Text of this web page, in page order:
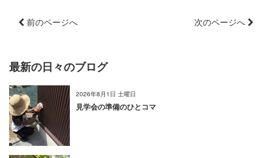
前のページへ 次のページへ
最新の日々のブログ
2026年8月1日 土曜日
見学会の準備のひとコマ